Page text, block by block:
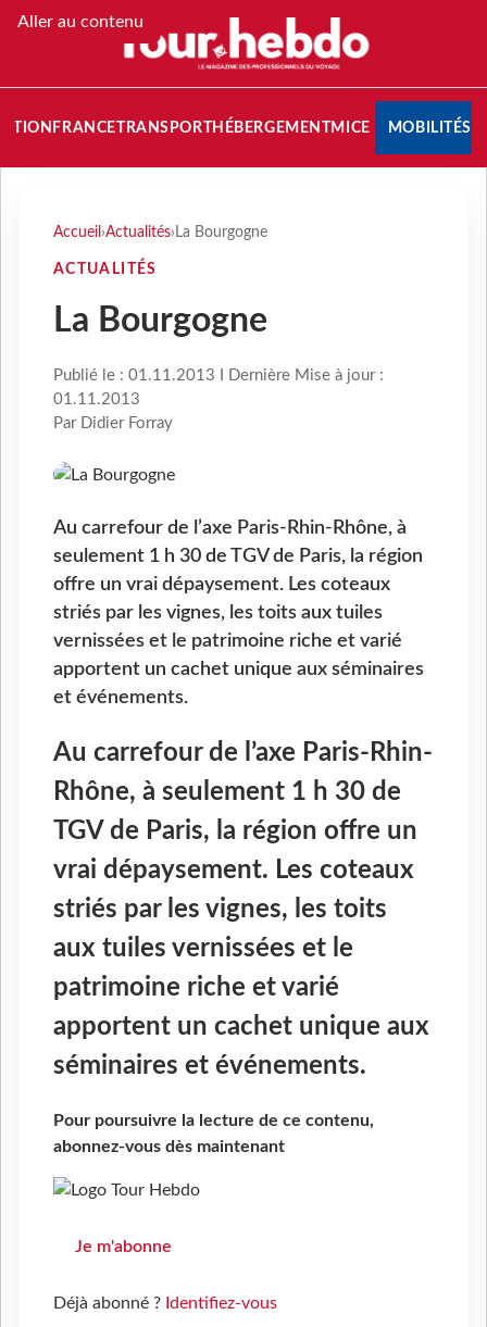
Aller au contenu
FRANCETRANSPORT HÉBERGEMENTMICE MOBILITÉS
Accueil ›Actualités› La Bourgogne
ACTUALITÉS
La Bourgogne
Publié le : 01.11.2013 I Dernière Mise à jour :
01.11.2013
Par Didier Forray
Au carrefour de l’axe Paris-Rhin-Rhône, à
seulement 1 h 30 de TGV de Paris, la région
offre un vrai dépaysement. Les coteaux
striés par les vignes, les toits aux tuiles
vernissées et le patrimoine riche et varié
apportent un cachet unique aux séminaires
et événements.
Au carrefour de l’axe Paris-Rhin-
Rhône, à seulement 1 h 30 de
TGV de Paris, la région offre un
vrai dépaysement. Les coteaux
striés par les vignes, les toits
aux tuiles vernissées et le
patrimoine riche et varié
apportent un cachet unique aux
séminaires et événements.
Pour poursuivre la lecture de ce contenu,
abonnez-vous dès maintenant
Je m'abonne
Déjà abonné ? Identifiez-vous